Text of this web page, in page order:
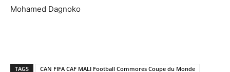
Mohamed Dagnoko
TAGS CAN FIFA CAF MALI Football Commores Coupe du Monde